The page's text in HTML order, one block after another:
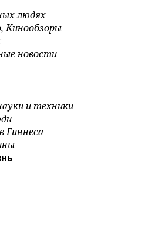
людях
Кинообзоры
новости
и техники
Гиннеса